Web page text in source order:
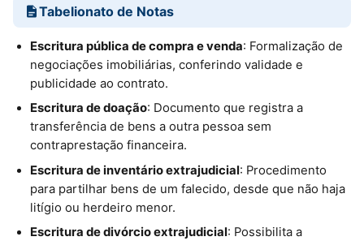
Tabelionato de Notas
Escritura pública de compra e venda: Formalização de
negociações imobiliárias, conferindo validade e
publicidade ao contrato.
Escritura de doação: Documento que registra a
transferência de bens a outra pessoa sem
contraprestação financeira.
Escritura de inventário extrajudicial: Procedimento
para partilhar bens de um falecido, desde que não haja
litígio ou herdeiro menor.
Escritura de divórcio extrajudicial: Possibilita a